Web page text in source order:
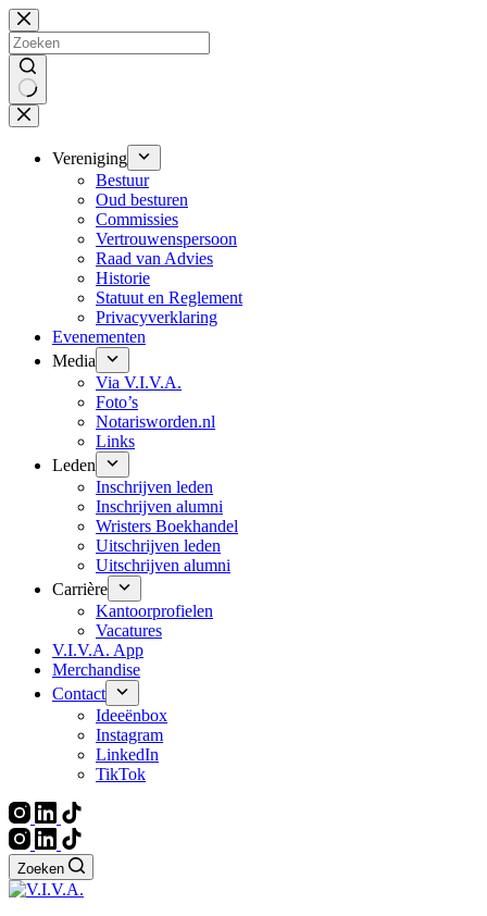
Ga
naar
de
inhoud
Geen
resultaten
Vereniging
Bestuur
Oud besturen
Commissies
Vertrouwenspersoon
Raad van Advies
Historie
Statuut en Reglement
Privacyverklaring
Evenementen
Media
Via V.I.V.A.
Foto’s
Notarisworden.nl
Links
Leden
Inschrijven leden
Inschrijven alumni
Wristers Boekhandel
Uitschrijven leden
Uitschrijven alumni
Carrière
Kantoorprofielen
Vacatures
V.I.V.A. App
Merchandise
Contact
Ideeënbox
Instagram
LinkedIn
TikTok
Zoeken